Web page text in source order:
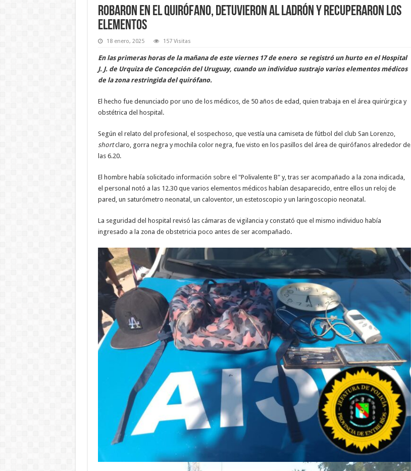
Robaron en el quirófano, detuvieron al ladrón y recuperaron los
elementos
18 enero, 2025 157 Visitas
En las primeras horas de la mañana de este viernes 17 de enero se registró un hurto en el Hospital
J. J. de Urquiza de Concepción del Uruguay, cuando un individuo sustrajo varios elementos médicos
de la zona restringida del quirófano.
El hecho fue denunciado por uno de los médicos, de 50 años de edad, quien trabaja en el área quirúrgica y
obstétrica del hospital.
Según el relato del profesional, el sospechoso, que vestía una camiseta de fútbol del club San Lorenzo,
shortclaro, gorra negra y mochila color negra, fue visto en los pasillos del área de quirófanos alrededor de
las 6.20.
El hombre había solicitado información sobre el "Polivalente B" y, tras ser acompañado a la zona indicada,
el personal notó a las 12.30 que varios elementos médicos habían desaparecido, entre ellos un reloj de
pared, un saturómetro neonatal, un caloventor, un estetoscopio y un laringoscopio neonatal.
La seguridad del hospital revisó las cámaras de vigilancia y constató que el mismo individuo había
ingresado a la zona de obstetricia poco antes de ser acompañado.